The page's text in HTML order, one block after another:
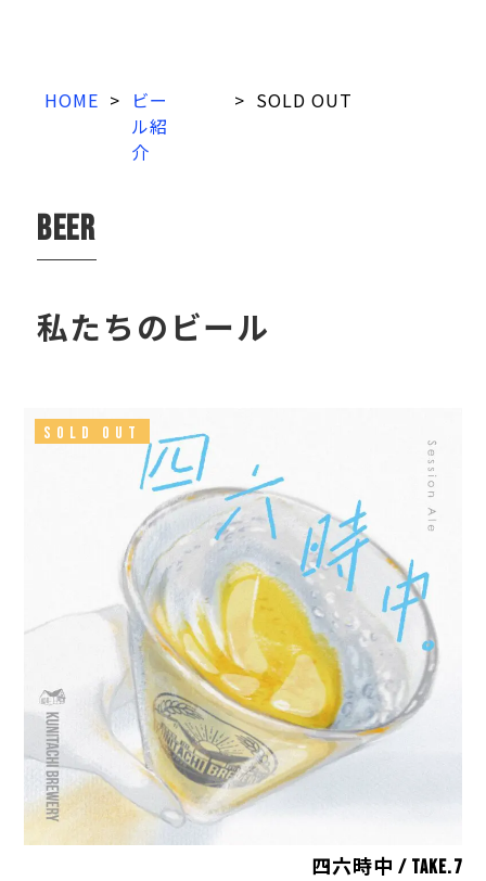
HOME > ビー
ル紹
介
> SOLD OUT
beer
私たちのビール
SOLD OUT
四六時中 / take.7